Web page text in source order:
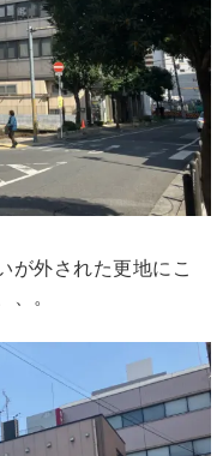
が外された更地にこ
、。